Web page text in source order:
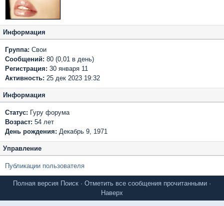
Информация
Группа: Свои
Сообщений: 80 (0,01 в день)
Регистрация: 30 января 11
Активность: 25 дек 2023 19:32
Информация
Статус: Гуру форума
Возраст: 54 лет
День рождения: Декабрь 9, 1971
Управление
Публикации пользователя
Полная версия Поиск · Отметить все сообщения прочитанными ·
Наверх